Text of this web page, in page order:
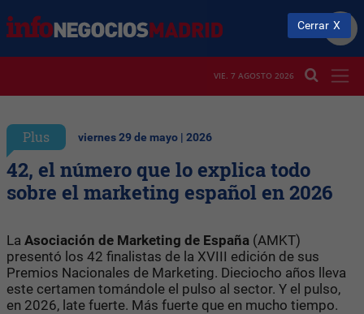
VIE. 7 AGOSTO 2026
Plus viernes 29 de mayo | 2026
42, el número que lo explica todo
sobre el marketing español en 2026
La Asociación de Marketing de España (AMKT)
presentó los 42 finalistas de la XVIII edición de sus
Premios Nacionales de Marketing. Dieciocho años lleva
este certamen tomándole el pulso al sector. Y el pulso,
en 2026, late fuerte. Más fuerte que en mucho tiempo.
Cerrar